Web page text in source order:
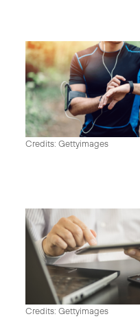
Credits: Gettyimages
Credits: Gettyimages